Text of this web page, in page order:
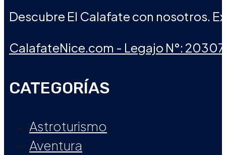
Descubre El Calafate con nosotros.
CalafateNice.com - Legajo N°:
CATEGORÍAS
Astroturismo
Aventura